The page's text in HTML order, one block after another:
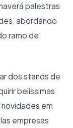
palestras
abordando
ramo de
dos stands de
belíssimas
em
empresas